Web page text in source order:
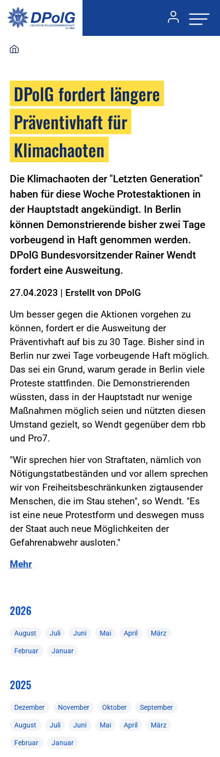
DPolG fordert längere
Präventivhaft für
Klimachaoten
Die Klimachaoten der "Letzten Generation"
haben für diese Woche Protestaktionen in
der Hauptstadt angekündigt. In Berlin
können Demonstrierende bisher zwei Tage
vorbeugend in Haft genommen werden.
DPolG Bundesvorsitzender Rainer Wendt
fordert eine Ausweitung.
27.04.2023 | Erstellt von DPolG
Um besser gegen die Aktionen vorgehen zu
können, fordert er die Ausweitung der
Präventivhaft auf bis zu 30 Tage. Bisher sind in
Berlin nur zwei Tage vorbeugende Haft möglich.
Das sei ein Grund, warum gerade in Berlin viele
Proteste stattfinden. Die Demonstrierenden
wüssten, dass in der Hauptstadt nur wenige
Maßnahmen möglich seien und nützten diesen
Umstand gezielt, so Wendt gegenüber dem rbb
und Pro7.
"Wir sprechen hier von Straftaten, nämlich von
Nötigungstatbeständen und vor allem sprechen
wir von Freiheitsbeschränkunken zigtausender
Menschen, die im Stau stehen", so Wendt. "Es
ist eine neue Protestform und deswegen muss
der Staat auch neue Möglichkeiten der
Gefahrenabwehr ausloten."
Mehr
2026
August Juli Juni Mai April März
Februar Januar
2025
Dezember November Oktober September
August Juli Juni Mai April März
Februar Januar